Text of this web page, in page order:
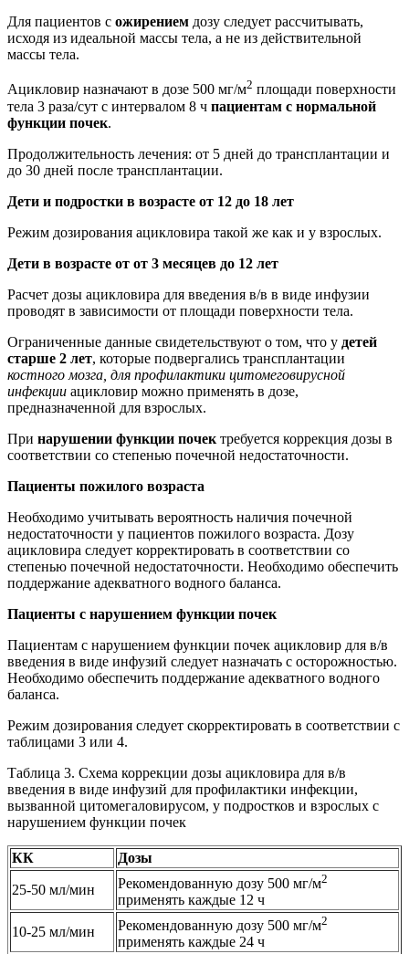
Для пациентов с ожирением дозу следует рассчитывать,
исходя из идеальной массы тела, а не из действительной
массы тела.
Ацикловир назначают в дозе 500 мг/м2 площади поверхности
тела 3 раза/сут с интервалом 8 ч пациентам с нормальной
функции почек.
Продолжительность лечения: от 5 дней до трансплантации и
до 30 дней после трансплантации.
Дети и подростки в возрасте от 12 до 18 лет
Режим дозирования ацикловира такой же как и у взрослых.
Дети в возрасте от от 3 месяцев до 12 лет
Расчет дозы ацикловира для введения в/в в виде инфузии
проводят в зависимости от площади поверхности тела.
Ограниченные данные свидетельствуют о том, что у детей
старше 2 лет, которые подвергались трансплантации
костного мозга, для профилактики цитомеговирусной
инфекции ацикловир можно применять в дозе,
предназначенной для взрослых.
При нарушении функции почек требуется коррекция дозы в
соответствии со степенью почечной недостаточности.
Пациенты пожилого возраста
Необходимо учитывать вероятность наличия почечной
недостаточности у пациентов пожилого возраста. Дозу
ацикловира следует корректировать в соответствии со
степенью почечной недостаточности. Необходимо обеспечить
поддержание адекватного водного баланса.
Пациенты с нарушением функции почек
Пациентам с нарушением функции почек ацикловир для в/в
введения в виде инфузий следует назначать с осторожностью.
Необходимо обеспечить поддержание адекватного водного
баланса.
Режим дозирования следует скорректировать в соответствии с
таблицами 3 или 4.
Таблица 3. Схема коррекции дозы ацикловира для в/в
введения в виде инфузий для профилактики инфекции,
вызванной цитомегаловирусом, у подростков и взрослых с
нарушением функции почек
КК Дозы
25-50 мл/мин Рекомендованную дозу 500 мг/м2
применять каждые 12 ч
10-25 мл/мин Рекомендованную дозу 500 мг/м2
применять каждые 24 ч